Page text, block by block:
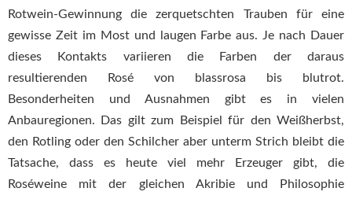
Rotwein-Gewinnung die zerquetschten Trauben für eine
gewisse Zeit im Most und laugen Farbe aus. Je nach Dauer
dieses Kontakts variieren die Farben der daraus
resultierenden Rosé von blassrosa bis blutrot.
Besonderheiten und Ausnahmen gibt es in vielen
Anbauregionen. Das gilt zum Beispiel für den Weißherbst,
den Rotling oder den Schilcher aber unterm Strich bleibt die
Tatsache, dass es heute viel mehr Erzeuger gibt, die
Roséweine mit der gleichen Akribie und Philosophie